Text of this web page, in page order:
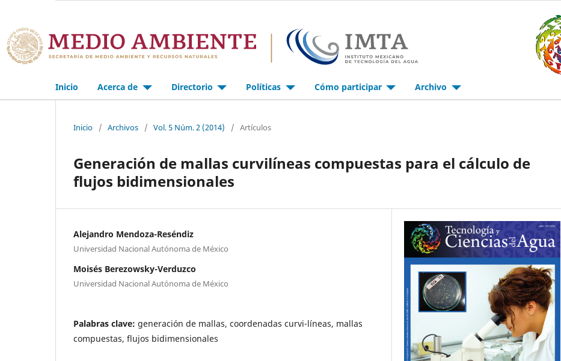
Inicio Acerca de Directorio Políticas Cómo participar Archivo
Inicio / Archivos / Vol. 5 Núm. 2 (2014) / Artículos
Generación de mallas curvilíneas compuestas para el cálculo de
flujos bidimensionales
Alejandro Mendoza-Reséndiz
Universidad Nacional Autónoma de México
Moisés Berezowsky-Verduzco
Universidad Nacional Autónoma de México
Palabras clave: generación de mallas, coordenadas curvi-líneas, mallas
compuestas, flujos bidimensionales